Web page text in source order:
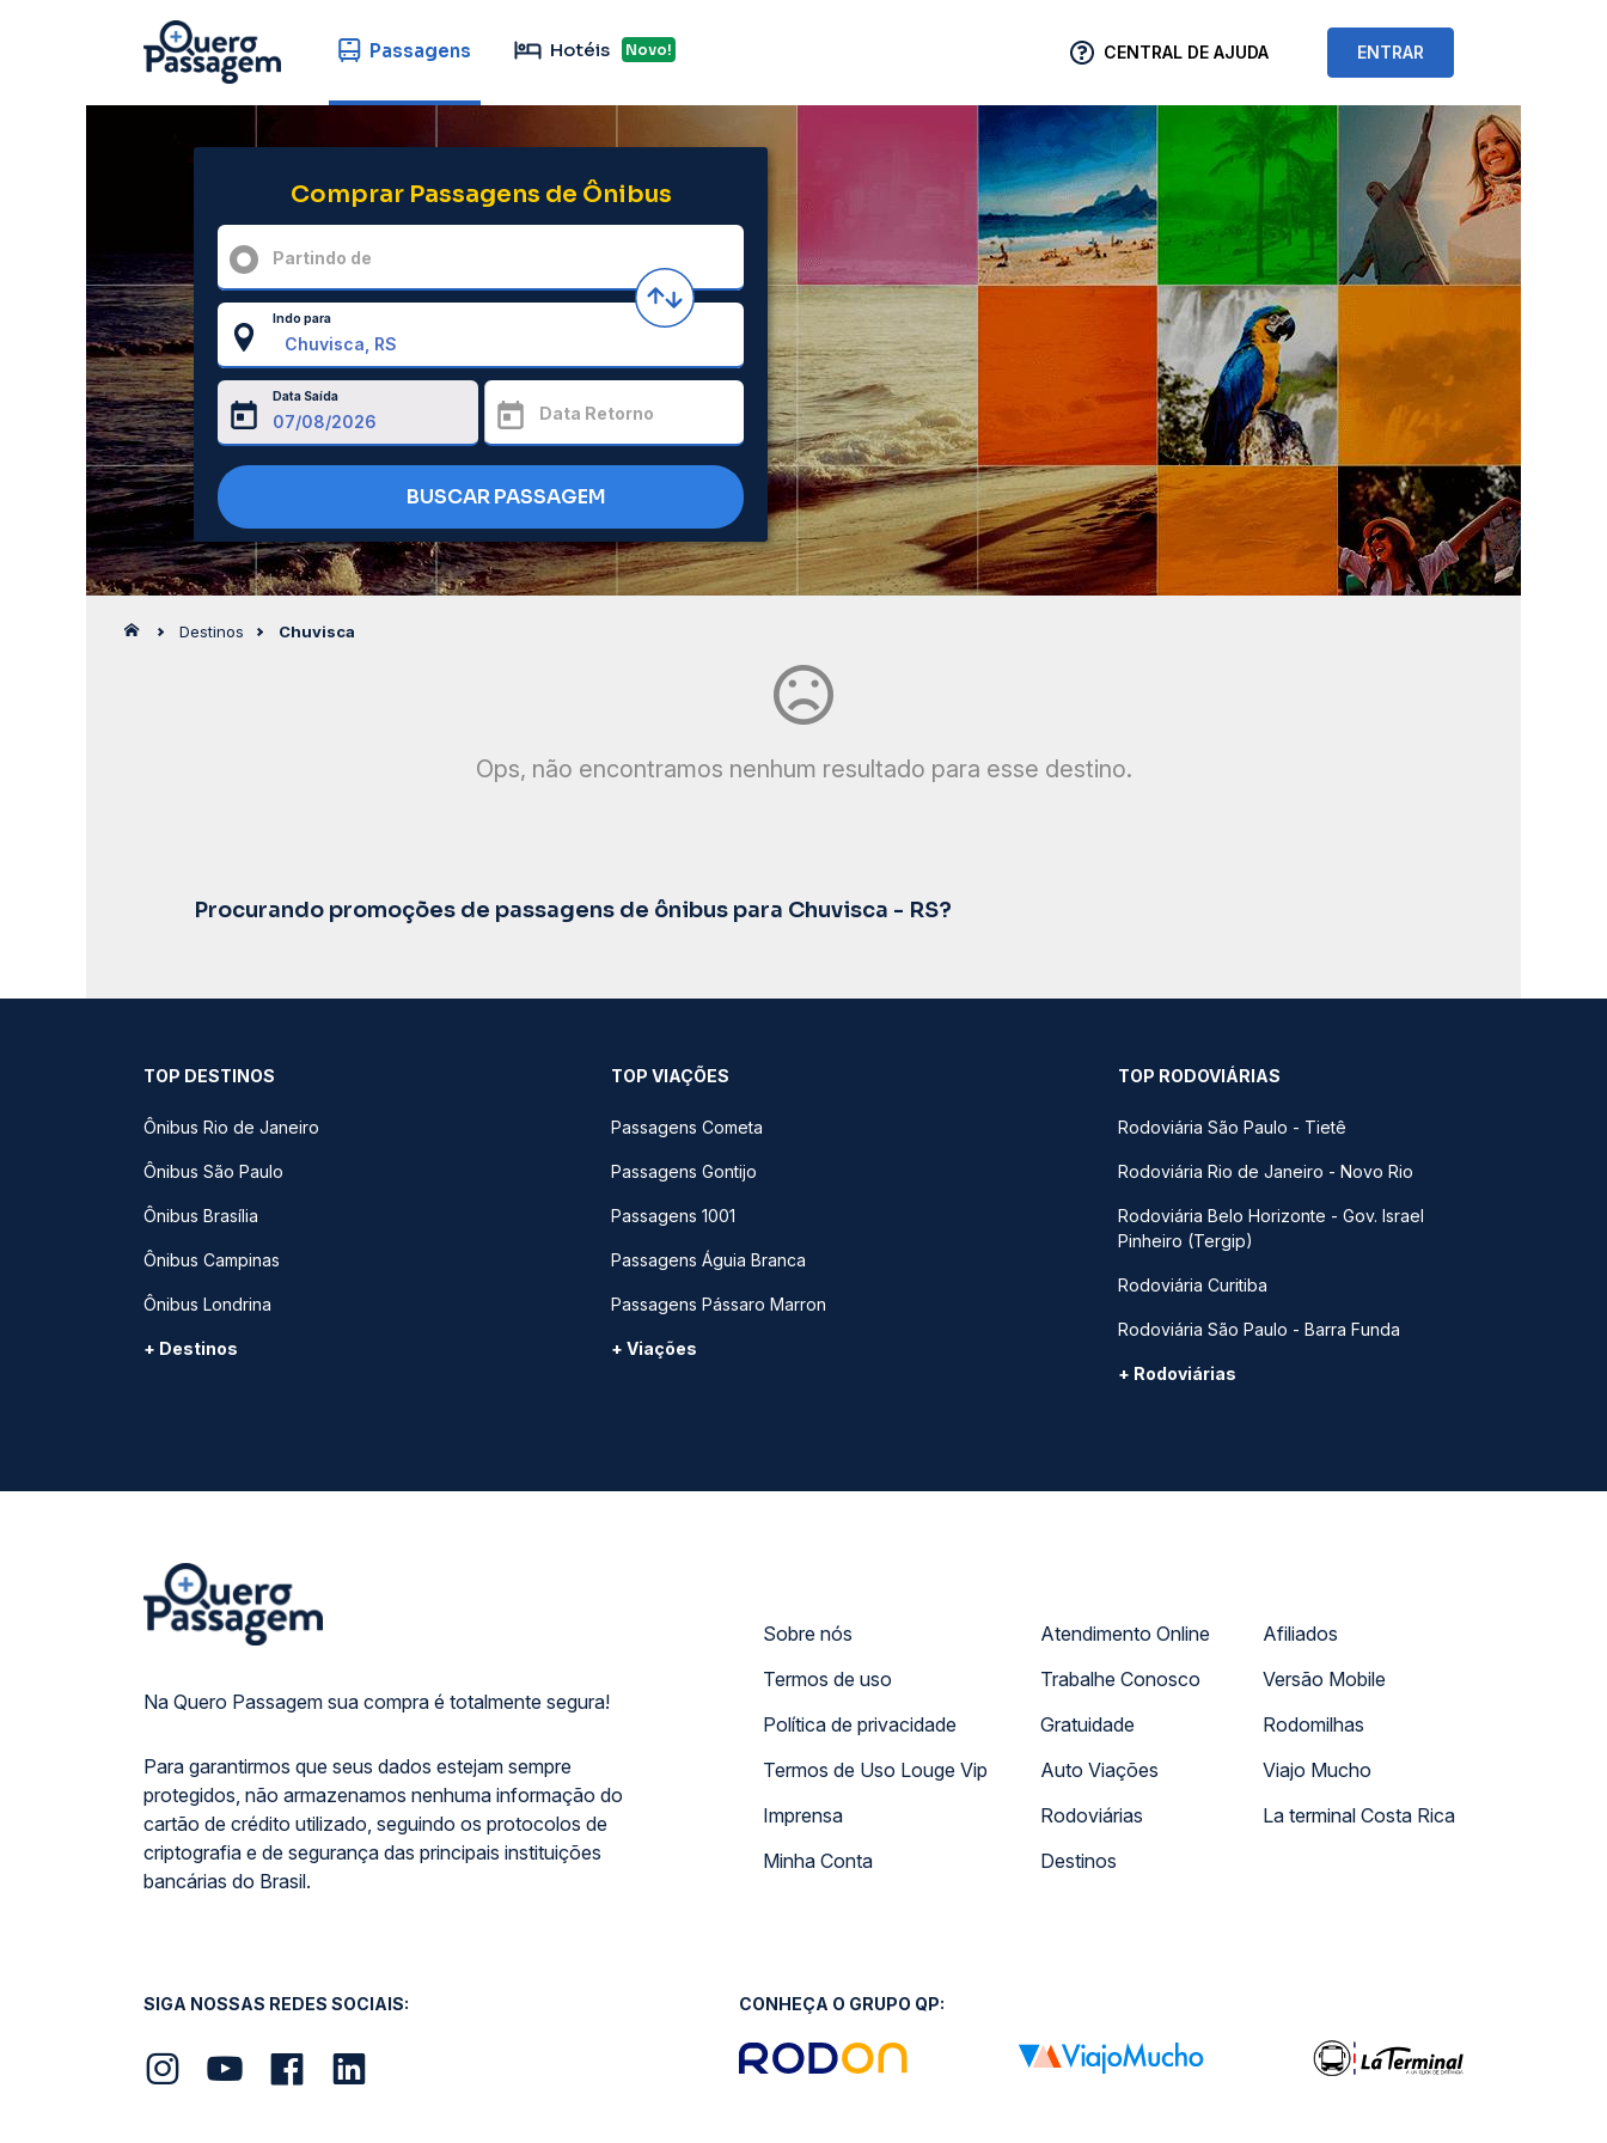
Passagens Hotéis Novo! CENTRAL DE AJUDA ENTRAR
Comprar Passagens de Ônibus
Partindo de
Indo para
Data Saída
Data Retorno
BUSCAR PASSAGEM
Destinos Chuvisca
Ops, não encontramos nenhum resultado para esse destino.
Procurando promoções de passagens de ônibus para Chuvisca - RS?
TOP DESTINOS
Ônibus Rio de Janeiro
Ônibus São Paulo
Ônibus Brasília
Ônibus Campinas
Ônibus Londrina
+ Destinos
TOP VIAÇÕES
Passagens Cometa
Passagens Gontijo
Passagens 1001
Passagens Águia Branca
Passagens Pássaro Marron
+ Viações
TOP RODOVIÁRIAS
Rodoviária São Paulo - Tietê
Rodoviária Rio de Janeiro - Novo Rio
Rodoviária Belo Horizonte - Gov. Israel
Pinheiro (Tergip)
Rodoviária Curitiba
Rodoviária São Paulo - Barra Funda
+ Rodoviárias
Na Quero Passagem sua compra é totalmente segura!
Para garantirmos que seus dados estejam sempre
protegidos, não armazenamos nenhuma informação do
cartão de crédito utilizado, seguindo os protocolos de
criptografia e de segurança das principais instituições
bancárias do Brasil.
Sobre nós
Termos de uso
Política de privacidade
Termos de Uso Louge Vip
Imprensa
Minha Conta
Atendimento Online
Trabalhe Conosco
Gratuidade
Auto Viações
Rodoviárias
Destinos
Afiliados
Versão Mobile
Rodomilhas
Viajo Mucho
La terminal Costa Rica
SIGA NOSSAS REDES SOCIAIS: CONHEÇA O GRUPO QP: